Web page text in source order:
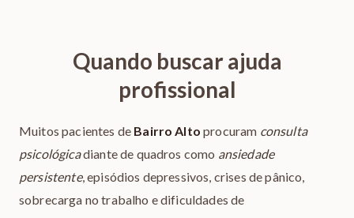
Quando buscar ajuda
profissional
Muitos pacientes de Bairro Alto procuram consulta
psicológicadiante de quadros como ansiedade
persistente, episódios depressivos, crises de pânico,
sobrecarga no trabalho e dificuldades de